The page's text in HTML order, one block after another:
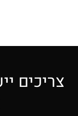
צריכים